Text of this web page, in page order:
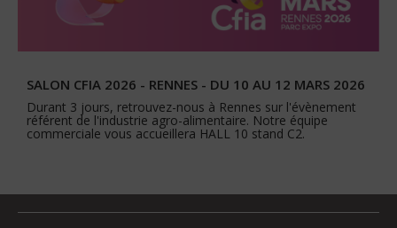
SALON CFIA 2026 - RENNES - DU 10 AU 12 MARS 2026
Durant 3 jours, retrouvez-nous à Rennes sur l'évènement
référent de l'industrie agro-alimentaire. Notre équipe
commerciale vous accueillera HALL 10 stand C2.